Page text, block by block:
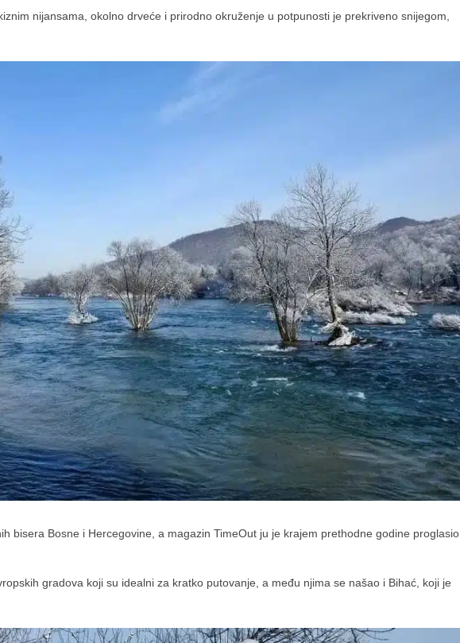
nijansama, okolno drveće i prirodno okruženje u potpunosti je prekriveno snijegom,
bisera Bosne i Hercegovine, a magazin TimeOut ju je krajem prethodne godine proglasio
gradova koji su idealni za kratko putovanje, a među njima se našao i Bihać, koji je